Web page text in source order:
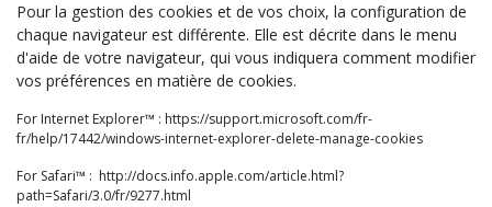
Pour la gestion des cookies et de vos choix, la configuration de
chaque navigateur est différente. Elle est décrite dans le menu
d'aide de votre navigateur, qui vous indiquera comment modifier
vos préférences en matière de cookies.
For Internet Explorer™ : https://support.microsoft.com/fr-
fr/help/17442/windows-internet-explorer-delete-manage-cookies
For Safari™ : http://docs.info.apple.com/article.html?
path=Safari/3.0/fr/9277.html